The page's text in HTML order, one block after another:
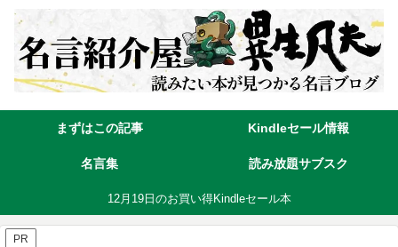
まずはこの記事 Kindleセール情報
名言集 読み放題サブスク
12月19日のお買い得Kindleセール本
PR